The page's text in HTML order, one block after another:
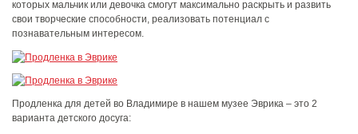
которых мальчик или девочка смогут максимально раскрыть и развить
свои творческие способности, реализовать потенциал с
познавательным интересом.
Продленка для детей во Владимире в нашем музее Эврика – это 2
варианта детского досуга: